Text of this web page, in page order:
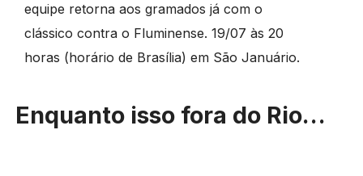
equipe retorna aos gramados já com o
clássico contra o Fluminense. 19/07 às 20
horas (horário de Brasília) em São Januário.
Enquanto isso fora do Rio…